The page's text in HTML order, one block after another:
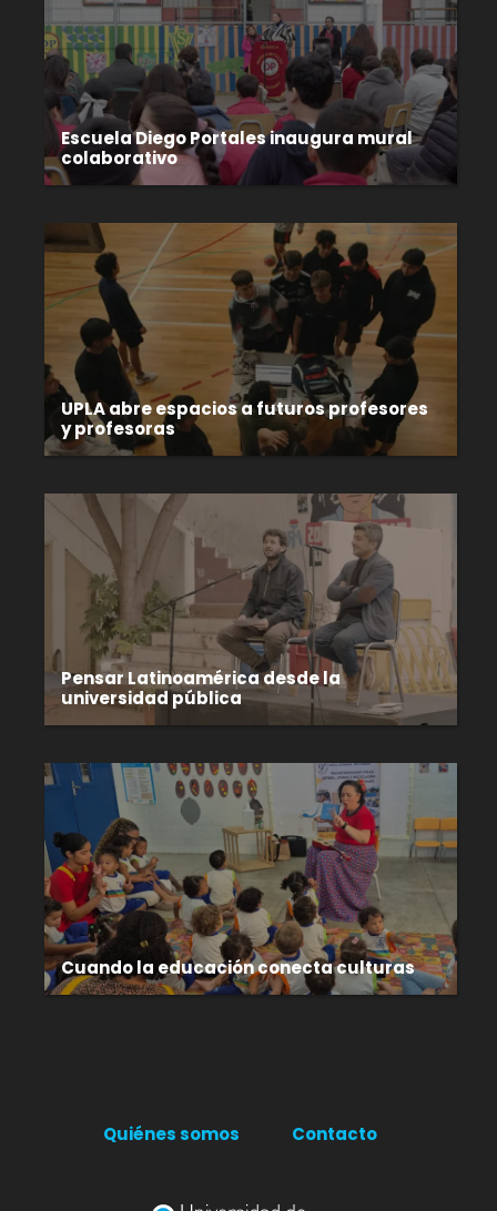
Escuela Diego Portales inaugura mural
colaborativo
UPLA abre espacios a futuros profesores
y profesoras
Pensar Latinoamérica desde la
universidad pública
Cuando la educación conecta culturas
Quiénes somos Contacto